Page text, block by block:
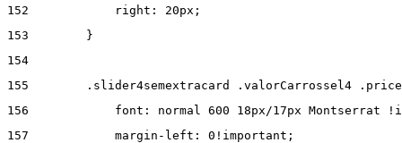
152
            right: 20px;
153
        }
154
155
.slider4semextracard .valorCarrossel4
156
font: normal 600 18px/17px Montserrat
157
            margin-left: 0!important;